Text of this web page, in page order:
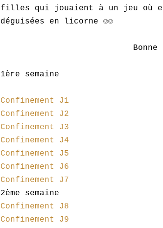
filles qui jouaient à un jeu où
déguisées en licorne ☺☺
1ère semaine
Confinement J1
Confinement J2
Confinement J3
Confinement J4
Confinement J5
Confinement J6
Confinement J7
2ème semaine
Confinement J8
Confinement J9